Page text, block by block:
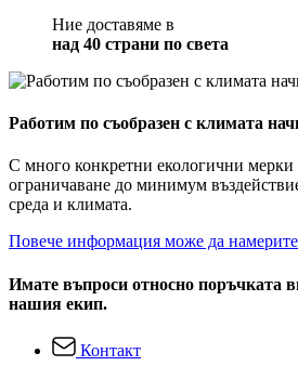
Ние доставяме в
над 40 страни по света
Работим по съобразен с климата
С много конкретни екологични мерки
ограничаване до минимум
среда и климата.
Повече информация може да
Имате въпроси относно поръчката
нашия екип.
Контакт